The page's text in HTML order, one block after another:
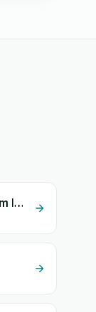
Vitips Express + Google Form Integration